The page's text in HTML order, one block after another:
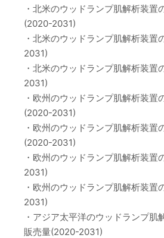
・北米のウッドランプ肌解析装置
(2020-2031)
・北米のウッドランプ肌解析装
2031)
・北米のウッドランプ肌解析装
2031)
・欧州のウッドランプ肌解析装置
(2020-2031)
・欧州のウッドランプ肌解析装置
(2020-2031)
・欧州のウッドランプ肌解析装
2031)
・欧州のウッドランプ肌解析装
2031)
・アジア太平洋のウッドランプ肌
販売量(2020-2031)